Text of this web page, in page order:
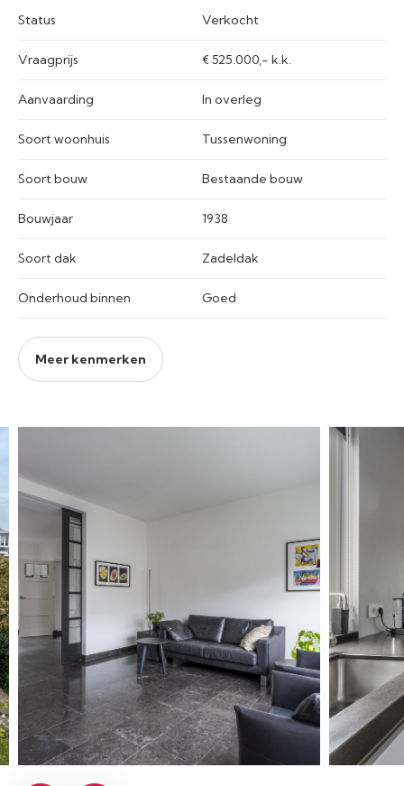
Status Verkocht
Vraagprijs € 525.000,- k.k.
Aanvaarding In overleg
Soort woonhuis Tussenwoning
Soort bouw Bestaande bouw
Bouwjaar 1938
Soort dak Zadeldak
Onderhoud binnen Goed
Meer kenmerken